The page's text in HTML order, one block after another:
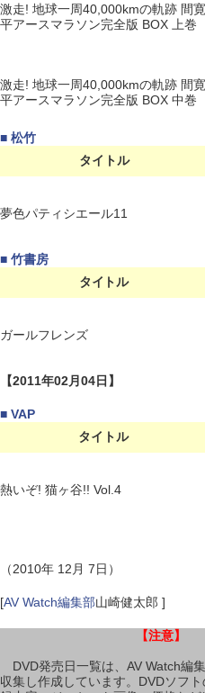
激走! 地球一周40,000kmの軌跡 間寛
平アースマラソン完全版 BOX 上巻
激走! 地球一周40,000kmの軌跡 間寛
平アースマラソン完全版 BOX 中巻
■ 松竹
タイトル
夢色パティシエール11
■ 竹書房
タイトル
ガールフレンズ
【2011年02月04日】
■ VAP
タイトル
熱いぞ! 猫ヶ谷!! Vol.4
（2010年 12月 7日）
[AV Watch編集部山崎健太郎 ]
【注意】
DVD発売日一覧は、AV Watch編
収集し作成しています。DVDソフ